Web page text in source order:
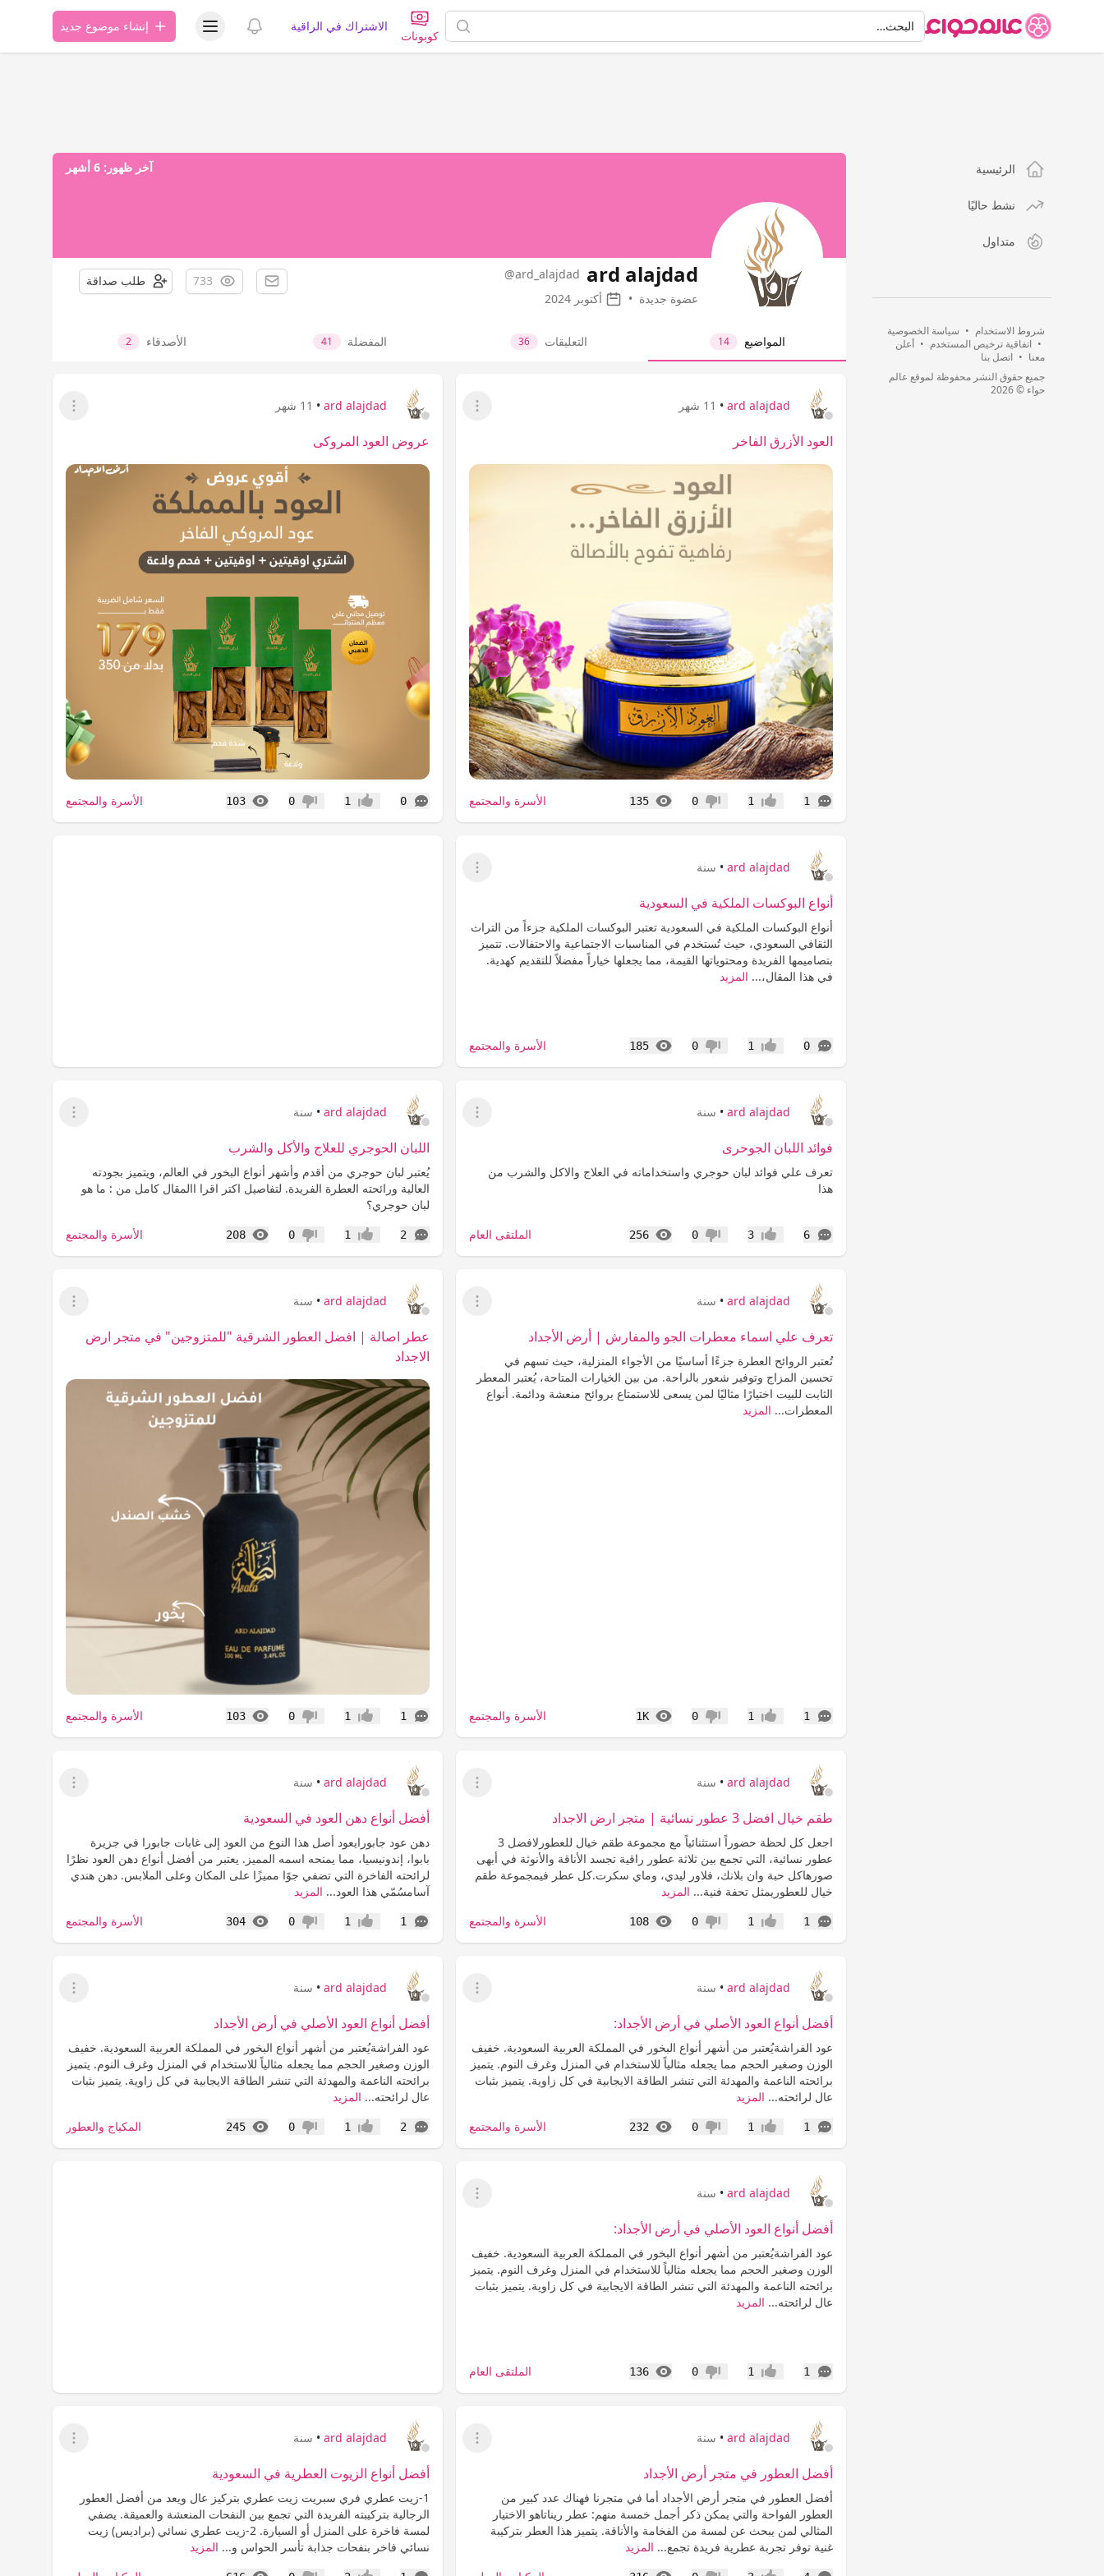
البحثالبحث…
كوبونات
الاشتراك في الراقية عرض الإشعاراتعرض قائمة المستخدمإنشاء موضوع جديد
الرئيسية
نشط حاليًا
متداول
شروط الاستخدام • سياسة الخصوصية
• اتفاقية ترخيص المستخدم • أعلن
معنا • اتصل بنا
جميع حقوق النشر محفوظة لموقع عالم
حواء © 2026
آخر ظهور: 6 أشهر
ard alajdad
@ard_alajdad
عضوة جديدة • أكتوبر 2024
733 طلب صداقة
المواضيع 14 التعليقات 36 المفضلة 41 الأصدقاء 2
ard alajdad
• 11 شهر
عرض القائمة
العود الأزرق الفاخر
1
التعليقات إعجاب1 عدم إعجاب
0
135
المشاهدات الأسرة والمجتمع
ard alajdad
• 11 شهر
عرض القائمة
عروض العود المروكى
0
التعليقات إعجاب1 عدم إعجاب
0
103
المشاهدات الأسرة والمجتمع
ard alajdad
• سنة
عرض القائمة
أنواع البوكسات الملكية في السعودية
أنواع البوكسات الملكية في السعودية تعتبر البوكسات الملكية جزءاً من التراث
الثقافي السعودي، حيث تُستخدم في المناسبات الاجتماعية والاحتفالات. تتميز
بتصاميمها الفريدة ومحتوياتها القيمة، مما يجعلها خياراً مفضلاً للتقديم كهدية.
في هذا المقال،... المزيد
0
التعليقات إعجاب1 عدم إعجاب
0
185
المشاهدات الأسرة والمجتمع
ard alajdad
• سنة
عرض القائمة
فوائد اللبان الجوحرى
تعرف علي فوائد لبان حوجري واستخداماته في العلاج والاكل والشرب من
هذا
6
التعليقات إعجاب3 عدم إعجاب
0
256
المشاهدات الملتقى العام
ard alajdad
• سنة
عرض القائمة
اللبان الحوجري للعلاج والأكل والشرب
يُعتبر لبان حوجري من أقدم وأشهر أنواع البخور في العالم، ويتميز بجودته
العالية ورائحته العطرة الفريدة. لتفاصيل اكتر اقرا االمقال كامل من : ما هو
لبان حوجري؟
2
التعليقات إعجاب1 عدم إعجاب
0
208
المشاهدات الأسرة والمجتمع
ard alajdad
• سنة
عرض القائمة
تعرف علي اسماء معطرات الجو والمفارش | أرض الأجداد
تُعتبر الروائح العطرة جزءًا أساسيًا من الأجواء المنزلية، حيث تسهم في
تحسين المزاج وتوفير شعور بالراحة. من بين الخيارات المتاحة، يُعتبر المعطر
الثابت للبيت اختيارًا مثاليًا لمن يسعى للاستمتاع بروائح منعشة ودائمة. أنواع
المعطرات... المزيد
1
التعليقات إعجاب1 عدم إعجاب
0
1K
المشاهدات الأسرة والمجتمع
ard alajdad
• سنة
عرض القائمة
عطر اصالة | افضل العطور الشرقية "للمتزوجين" في متجر ارض
الاجداد
1
التعليقات إعجاب1 عدم إعجاب
0
103
المشاهدات الأسرة والمجتمع
ard alajdad
• سنة
عرض القائمة
طقم خيال افضل 3 عطور نسائية | متجر ارض الاجداد
اجعل كل لحظة حضوراً استثنائياً مع مجموعة طقم خيال للعطورلافضل 3
عطور نسائية، التي تجمع بين ثلاثة عطور راقية تجسد الأناقة والأنوثة في أبهى
صورهاكل حبة وان بلانك، فلاور ليدي، وماي سكرت.كل عطر فيمجموعة طقم
خيال للعطوريمثل تحفة فنية... المزيد
1
التعليقات إعجاب1 عدم إعجاب
0
108
المشاهدات الأسرة والمجتمع
ard alajdad
• سنة
عرض القائمة
أفضل أنواع دهن العود في السعودية
دهن عود جابورايعود أصل هذا النوع من العود إلى غابات جابورا في جزيرة
بابوا، إندونيسيا، مما يمنحه اسمه المميز. يعتبر من أفضل أنواع دهن العود نظرًا
لرائحته الفاخرة التي تضفي جوًا مميزًا على المكان وعلى الملابس. دهن هندي
آسامسُمّي هذا العود... المزيد
1
التعليقات إعجاب1 عدم إعجاب
0
304
المشاهدات الأسرة والمجتمع
ard alajdad
• سنة
عرض القائمة
أفضل أنواع العود الأصلي في أرض الأجداد:
عود الفراشةيُعتبر من أشهر أنواع البخور في المملكة العربية السعودية. خفيف
الوزن وصغير الحجم مما يجعله مثالياً للاستخدام في المنزل وغرف النوم. يتميز
برائحته الناعمة والمهدئة التي تنشر الطاقة الايجابية في كل زاوية. يتميز بثبات
عال لرائحته... المزيد
1
التعليقات إعجاب1 عدم إعجاب
0
232
المشاهدات الأسرة والمجتمع
ard alajdad
• سنة
عرض القائمة
أفضل أنواع العود الأصلي في أرض الأجداد
عود الفراشةيُعتبر من أشهر أنواع البخور في المملكة العربية السعودية. خفيف
الوزن وصغير الحجم مما يجعله مثالياً للاستخدام في المنزل وغرف النوم. يتميز
برائحته الناعمة والمهدئة التي تنشر الطاقة الايجابية في كل زاوية. يتميز بثبات
عال لرائحته... المزيد
2
التعليقات إعجاب1 عدم إعجاب
0
245
المشاهدات المكياج والعطور
ard alajdad
• سنة
عرض القائمة
أفضل أنواع العود الأصلي في أرض الأجداد:
عود الفراشةيُعتبر من أشهر أنواع البخور في المملكة العربية السعودية. خفيف
الوزن وصغير الحجم مما يجعله مثالياً للاستخدام في المنزل وغرف النوم. يتميز
برائحته الناعمة والمهدئة التي تنشر الطاقة الايجابية في كل زاوية. يتميز بثبات
عال لرائحته... المزيد
1
التعليقات إعجاب1 عدم إعجاب
0
136
المشاهدات الملتقى العام
ard alajdad
• سنة
عرض القائمة
أفضل العطور في متجر أرض الأجداد
أفضل العطور في متجر أرض الأجداد أما في متجرنا فهناك عدد كبير من
العطور الفواحة والتي يمكن ذكر أجمل خمسة منهم: عطر ريناتاهو الاختيار
المثالي لمن يبحث عن لمسة من الفخامة والأناقة. يتميز هذا العطر بتركيبة
غنية توفر تجربة عطرية فريدة تجمع... المزيد
ard alajdad
• سنة
عرض القائمة
أفضل أنواع الزيوت العطرية في السعودية
1-زيت عطري فري سبريت زيت عطري بتركيز عال ويعد من أفضل العطور
الرجالية بتركيبته الفريدة التي تجمع بين النفحات المنعشة والعميقة. يضفي
لمسة فاخرة على المنزل أو السيارة. 2-زيت عطري نسائي (براديس) زيت
نسائي فاخر بنفحات جذابة تأسر الحواس و... المزيد